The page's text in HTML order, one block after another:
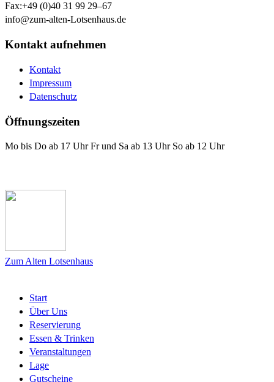
Fax:+49 (0)40 31 99 29–67
info@zum-alten-Lotsenhaus.de
Kontakt aufnehmen
Kontakt
Impressum
Datenschutz
Öffnungszeiten
Mo bis Do ab 17 Uhr Fr und Sa ab 13 Uhr So ab 12 Uhr
Zum Alten Lotsenhaus
Start
Über Uns
Reservierung
Essen & Trinken
Veranstaltungen
Lage
Gutscheine